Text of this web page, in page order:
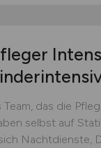
das die
selbst auf
Nachtdienste,